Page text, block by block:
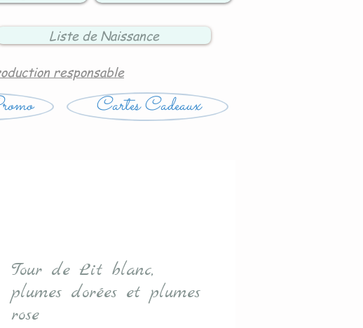
Liste de Naissance
responsable
Cartes Cadeaux
Tour de Lit blanc,
plumes dorées et plumes
rose